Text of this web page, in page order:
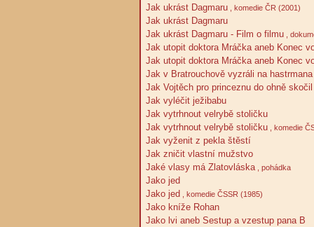
Jak ukrást Dagmaru , komedie ČR (2001)
Jak ukrást Dagmaru
Jak ukrást Dagmaru - Film o filmu ,
Jak utopit doktora Mráčka aneb Konec
Jak utopit doktora Mráčka aneb Konec
Jak v Bratrouchově vyzráli na hastrmana
Jak Vojtěch pro princeznu do ohně skočil
Jak vyléčit ježibabu
Jak vytrhnout velrybě stoličku
Jak vytrhnout velrybě stoličku , komedie
Jak vyženit z pekla štěstí
Jak zničit vlastní mužstvo
Jaké vlasy má Zlatovláska , pohádka
Jako jed
Jako jed , komedie ČSSR (1985)
Jako kníže Rohan
Jako lvi aneb Sestup a vzestup pana B